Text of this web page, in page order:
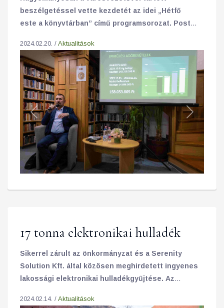
beszélgetéssel vette kezdetét az idei „Hétfő
este a könyvtárban” című programsorozat. Posta
szólt a befejezett, a folyamatban lévő és a
hamarosan induló fejlesztésekről valamint az
aktuális kérdésekről is.
2024.02.20. / Aktualitások
Previous Next
17 tonna elektronikai hulladék
Sikerrel zárult az önkormányzat és a Serenity
Solution Kft. által közösen meghirdetett ingyenes
lakossági elektronikai hulladékgyűjtése. Az
kívüli vagy működésképtelen elektromos eszközt
2024.02.14. / Aktualitások